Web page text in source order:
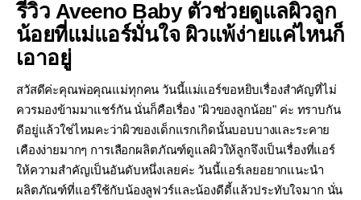
รีวิว Aveeno Baby ตัวช่วยดูแลผิวลูก
น้อยที่แม่แอร์มั่นใจ ผิวแพ้ง่ายแค่ไหนก็
เอาอยู่
สวัสดีค่ะคุณพ่อคุณแม่ทุกคน วันนี้แม่แอร์ขอหยิบเรื่องสำคัญที่ไม่
ควรมองข้ามมาแชร์กัน นั่นก็คือเรื่อง "ผิวของลูกน้อย" ค่ะ ทราบกัน
ดีอยู่แล้วใช่ไหมคะว่าผิวของเด็กแรกเกิดนั้นบอบบางและระคาย
เคืองง่ายมากๆ การเลือกผลิตภัณฑ์ดูแลผิวให้ลูกจึงเป็นเรื่องที่แอร์
ให้ความสำคัญเป็นอันดับหนึ่งเลยค่ะ วันนี้แอร์เลยอยากแนะนำ
ผลิตภัณฑ์ที่แอร์ใช้กับน้องลูฟวร์และน้องดีดี้แล้วประทับใจมาก นั่น